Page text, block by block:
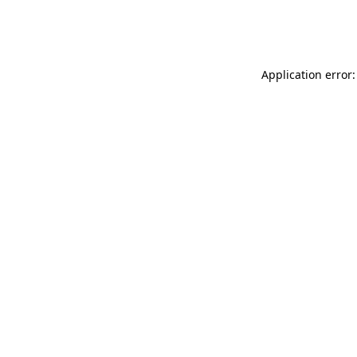
Application